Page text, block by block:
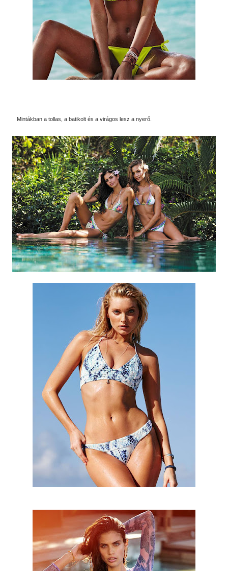
Mintákban a tollas, a batikolt és a virágos lesz a nyerő.